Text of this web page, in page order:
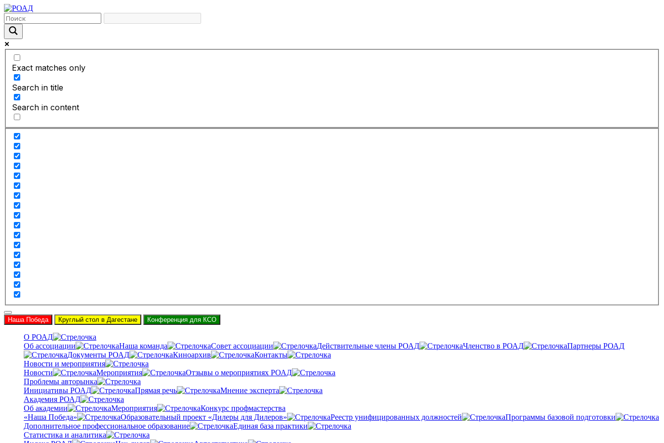
Exact matches only
Search in title
Search in content
Наша Победа Круглый стол в Дагестане Конференция для КСО
О РОАД
Об ассоциации
Наша команда Совет ассоциации Действительные члены РОАД Членство в РОАД
Партнеры РОАД
Документы РОАД
Киноархив
Контакты
Новости и мероприятия
Новости
Мероприятия
Отзывы о мероприятиях РОАД
Проблемы авторынка
Инициативы РОАД
Прямая речь
Мнение эксперта
Академия РОАД
Об академии
Мероприятия
Конкурс профмастерства
«Наша Победа»
Образовательный проект «Дилеры для Дилеров» Реестр унифицированных должностей
Программы базовой подготовки
Дополнительное профессиональное образование
Единая база практики
Статистика и аналитика